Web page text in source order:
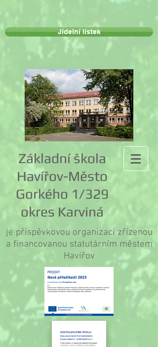
Jídelní lístek
Základní škola
Havířov-Město
Gorkého 1/329
okres Karviná
je příspěvkovou organizací zřízenou
a financovanou statutárním městem
Havířov